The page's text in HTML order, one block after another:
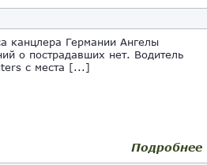
канцлера Германии Ангелы
о пострадавших нет. Водитель
с места [...]
Подробнее